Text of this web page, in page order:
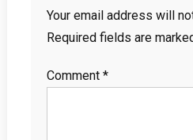
Your email address will
Required fields are
Comment *